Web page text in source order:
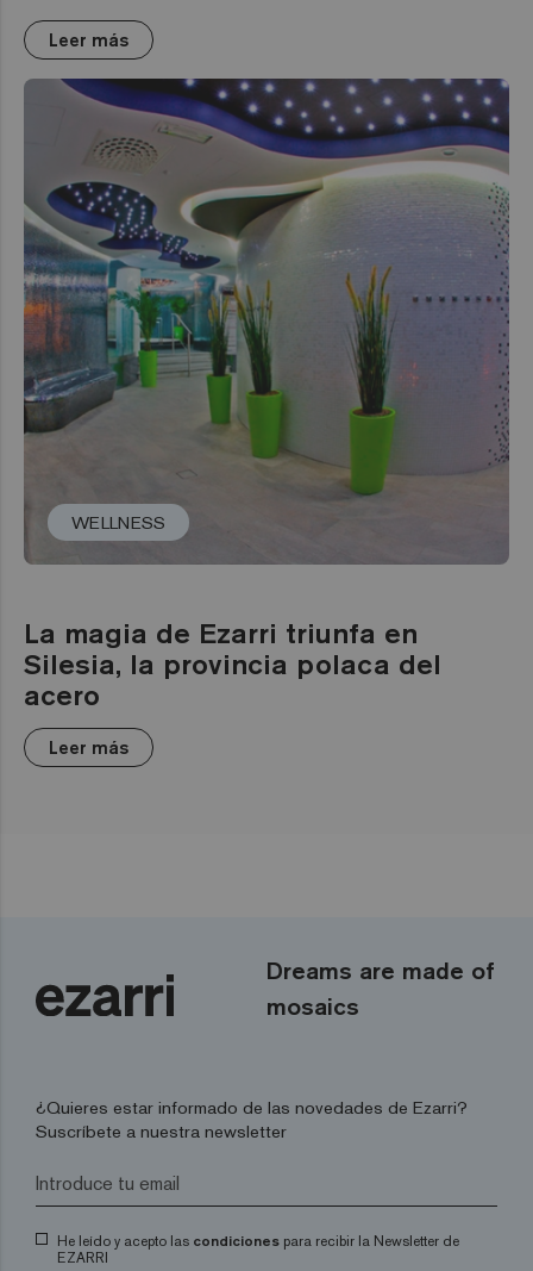
Leer más
WELLNESS
La magia de Ezarri triunfa en
Silesia, la provincia polaca del
acero
Leer más
Dreams are made of
mosaics
¿Quieres estar informado de las novedades de Ezarri?
Suscríbete a nuestra newsletter
He leído y acepto las condiciones para recibir la Newsletter de
EZARRI